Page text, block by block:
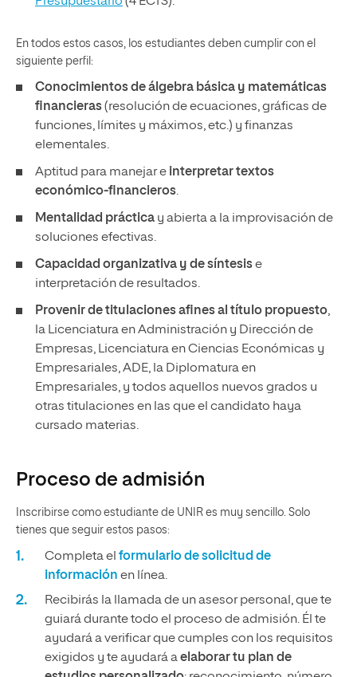
En todos estos casos, los estudiantes deben cumplir con el
siguiente perfil:
Conocimientos de álgebra básica y matemáticas
financieras(resolución de ecuaciones, gráficas de
funciones, límites y máximos, etc.) y finanzas
elementales.
Aptitud para manejar e interpretar textos
económico-financieros.
Mentalidad práctica y abierta a la improvisación de
soluciones efectivas.
Capacidad organizativa y de síntesise
interpretación de resultados.
Provenir de titulaciones afines al título propuesto,
la Licenciatura en Administración y Dirección de
Empresas, Licenciatura en Ciencias Económicas y
Empresariales, ADE, la Diplomatura en
Empresariales, y todos aquellos nuevos grados u
otras titulaciones en las que el candidato haya
cursado materias.
Proceso de admisión
Inscribirse como estudiante de UNIR es muy sencillo. Solo
tienes que seguir estos pasos:
Completa el formulario de solicitud de
información en línea.
Recibirás la llamada de un asesor personal, que te
guiará durante todo el proceso de admisión. Él te
ayudará a verificar que cumples con los requisitos
exigidos y te ayudará aelaborar tu plan de